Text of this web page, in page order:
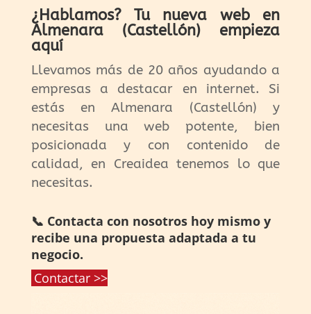
¿Hablamos? Tu nueva web en
Almenara (Castellón) empieza
aquí
Llevamos más de 20 años ayudando a
empresas a destacar en internet. Si
estás en Almenara (Castellón) y
necesitas una web potente, bien
posicionada y con contenido de
calidad, en Creaidea tenemos lo que
necesitas.
📞 Contacta con nosotros hoy mismo y
recibe una propuesta adaptada a tu
negocio.
Contactar >>